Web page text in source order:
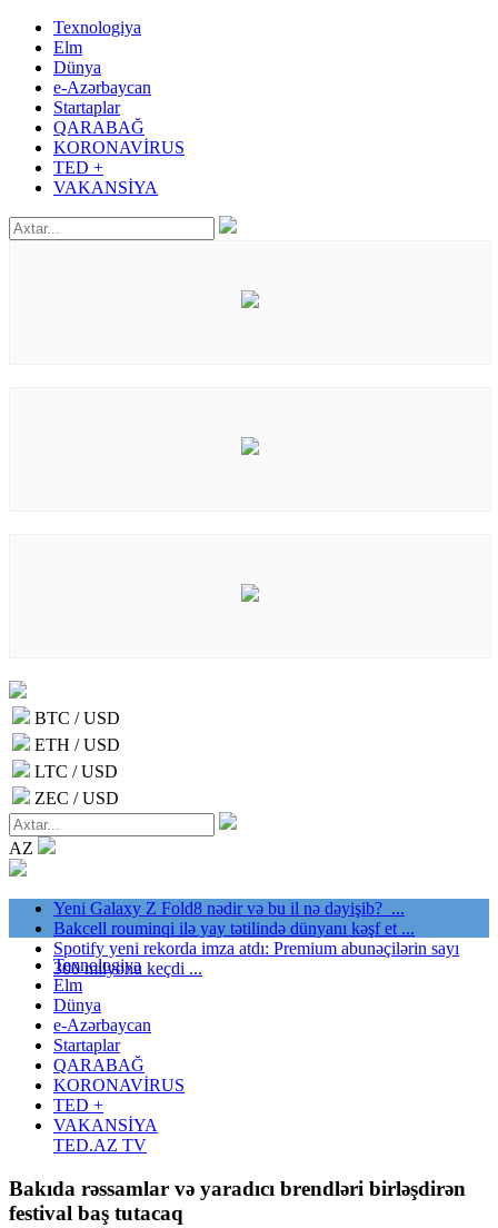
Texnologiya
Elm
Dünya
e-Azərbaycan
Startaplar
QARABAĞ
KORONAVİRUS
TED +
VAKANSİYA
BTC / USD
ETH / USD
LTC / USD
ZEC / USD
AZ
Yeni Galaxy Z Fold8 nədir və bu il nə dəyişib? ...
Bakcell rouminqi ilə yay tətilində dünyanı kəşf et ...
Spotify yeni rekorda imza atdı: Premium abunəçilərin sayı
300 milyonu keçdi ...
Texnologiya
Elm
Dünya
e-Azərbaycan
Startaplar
QARABAĞ
KORONAVİRUS
TED +
VAKANSİYA
TED.AZ TV
Bakıda rəssamlar və yaradıcı brendləri birləşdirən
festival baş tutacaq